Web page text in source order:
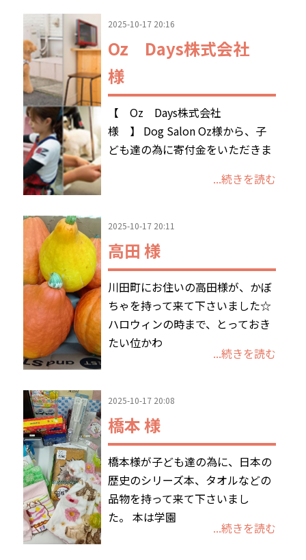
2025-10-17 20:16
Oz Days株式会社
様
【 Oz Days株式会社
様 】 Dog Salon Oz様から、子
ども達の為に寄付金をいただきま
...続きを読む
2025-10-17 20:11
高田 様
川田町にお住いの高田様が、かぼ
ちゃを持って来て下さいました☆
ハロウィンの時まで、とっておき
たい位かわ
...続きを読む
2025-10-17 20:08
橋本 様
橋本様が子ども達の為に、日本の
歴史のシリーズ本、タオルなどの
品物を持って来て下さいまし
た。 本は学園
...続きを読む